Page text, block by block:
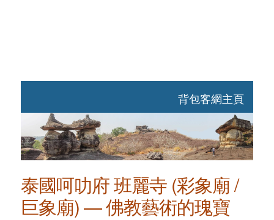
背包客網主頁
泰國呵叻府 班麗寺 (彩象廟 /
巨象廟) — 佛教藝術的瑰寶